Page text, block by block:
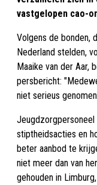
vastgelopen cao-
Volgens de bonden,
Nederland stelden,
Maaike van der Aar,
persbericht:
niet serieus
stiptheidsacties en
beter aanbod te
niet meer dan van
gehouden in